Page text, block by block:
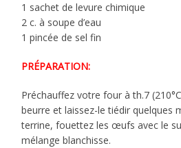
1 sachet de levure chimique
2 c. à soupe d’eau
1 pincée de sel fin
PRÉPARATION:
Préchauffez votre four à th.7
beurre et laissez-le tiédir quelques
terrine, fouettez les œufs avec le
mélange blanchisse.